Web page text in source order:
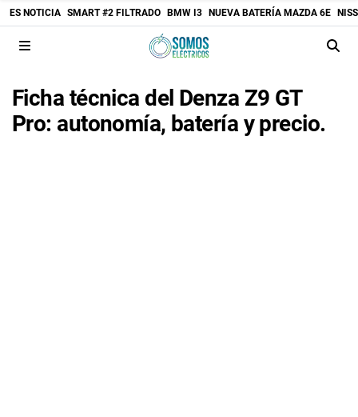
ES NOTICIA SMART #2 FILTRADO BMW I3 NUEVA BATERÍA MAZDA 6E
Ficha técnica del Denza Z9 GT
Pro: autonomía, batería y precio.